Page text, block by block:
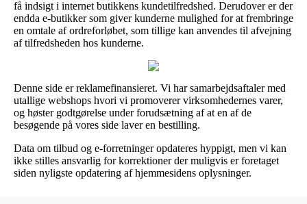
få indsigt i internet butikkens kundetilfredshed. Derudover er der
endda e-butikker som giver kunderne mulighed for at frembringe
en omtale af ordreforløbet, som tillige kan anvendes til afvejning
af tilfredsheden hos kunderne.
Denne side er reklamefinansieret. Vi har samarbejdsaftaler med
utallige webshops hvori vi promoverer virksomhedernes varer,
og høster godtgørelse under forudsætning af at en af de
besøgende på vores side laver en bestilling.
Data om tilbud og e-forretninger opdateres hyppigt, men vi kan
ikke stilles ansvarlig for korrektioner der muligvis er foretaget
siden nyligste opdatering af hjemmesidens oplysninger.